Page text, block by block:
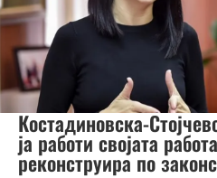
Костадиновска-
ја работи својата
реконструира по